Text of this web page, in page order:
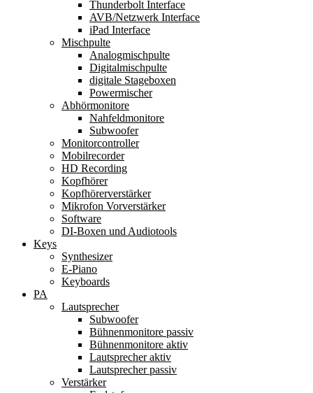
Thunderbolt Interface
AVB/Netzwerk Interface
iPad Interface
Mischpulte
Analogmischpulte
Digitalmischpulte
digitale Stageboxen
Powermischer
Abhörmonitore
Nahfeldmonitore
Subwoofer
Monitorcontroller
Mobilrecorder
HD Recording
Kopfhörer
Kopfhörerverstärker
Mikrofon Vorverstärker
Software
DI-Boxen und Audiotools
Keys
Synthesizer
E-Piano
Keyboards
PA
Lautsprecher
Subwoofer
Bühnenmonitore passiv
Bühnenmonitore aktiv
Lautsprecher aktiv
Lautsprecher passiv
Verstärker